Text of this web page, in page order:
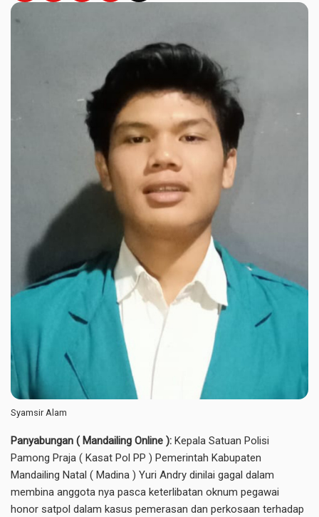
Syamsir Alam
Panyabungan ( Mandailing Online ): Kepala Satuan Polisi
Pamong Praja ( Kasat Pol PP ) Pemerintah Kabupaten
Mandailing Natal ( Madina ) Yuri Andry dinilai gagal dalam
membina anggota nya pasca keterlibatan oknum pegawai
honor satpol dalam kasus pemerasan dan perkosaan terhadap